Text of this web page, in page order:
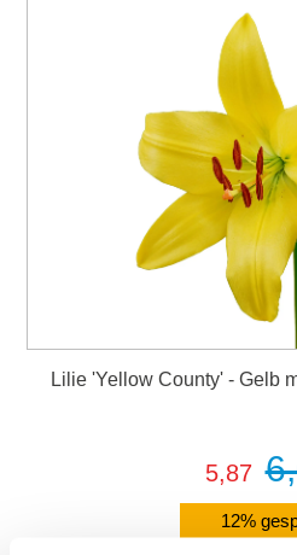
Lilie 'Yellow County' - Gelb
5,87
12%